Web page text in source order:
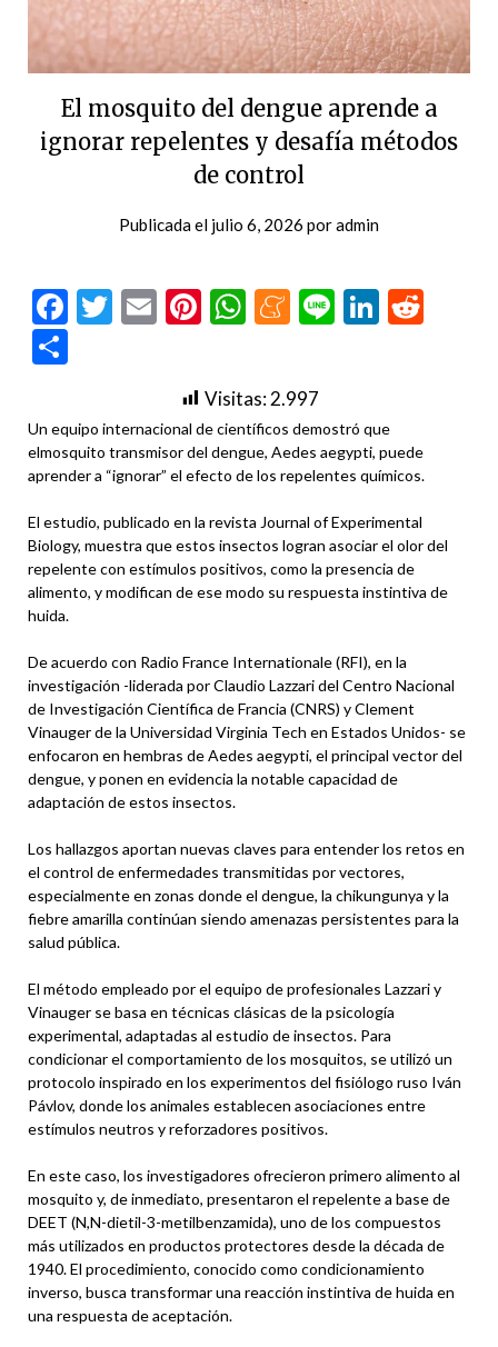
El mosquito del dengue aprende a
ignorar repelentes y desafía métodos
de control
Publicada el julio 6, 2026 poradmin
Facebook
Twitter
EmailPinterest
WhatsApp
Meneame
Line
Visitas:2.997
Un equipo internacional de científicos demostró que
elmosquito transmisor del dengue, Aedes aegypti, puede
aprender a “ignorar” el efecto de los repelentes químicos.
El estudio, publicado en la revista Journal of Experimental
Biology, muestra que estos insectos logran asociar el olor del
repelente con estímulos positivos, como la presencia de
alimento, y modifican de ese modo su respuesta instintiva de
huida.
De acuerdo con Radio France Internationale (RFI), en la
investigación -liderada por Claudio Lazzari del Centro Nacional
de Investigación Científica de Francia (CNRS) y Clement
Vinauger de la Universidad Virginia Tech en Estados Unidos- se
enfocaron en hembras de Aedes aegypti, el principal vector del
dengue, y ponen en evidencia la notable capacidad de
adaptación de estos insectos.
Los hallazgos aportan nuevas claves para entender los retos en
el control de enfermedades transmitidas por vectores,
especialmente en zonas donde el dengue, la chikungunya y la
fiebre amarilla continúan siendo amenazas persistentes para la
salud pública.
El método empleado por el equipo de profesionales Lazzari y
Vinauger se basa en técnicas clásicas de la psicología
experimental, adaptadas al estudio de insectos. Para
condicionar el comportamiento de los mosquitos, se utilizó un
protocolo inspirado en los experimentos del fisiólogo ruso Iván
Pávlov, donde los animales establecen asociaciones entre
estímulos neutros y reforzadores positivos.
En este caso, los investigadores ofrecieron primero alimento al
mosquito y, de inmediato, presentaron el repelente a base de
DEET (N,N-dietil-3-metilbenzamida), uno de los compuestos
más utilizados en productos protectores desde la década de
1940. El procedimiento, conocido como condicionamiento
inverso, busca transformar una reacción instintiva de huida en
una respuesta de aceptación.